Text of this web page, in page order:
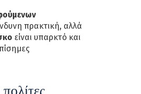
πρακτική, αλλά
είναι υπαρκτό και